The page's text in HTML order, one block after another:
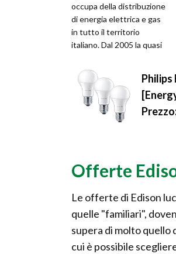
occupa della distribuzione
di energia elettrica e gas
in tutto il territorio
italiano. Dal 2005 la quasi
dell'az...
Philips
Offerte
Le offerte di Edison
quelle "familiari",
supera di molto quello
cui è possibile